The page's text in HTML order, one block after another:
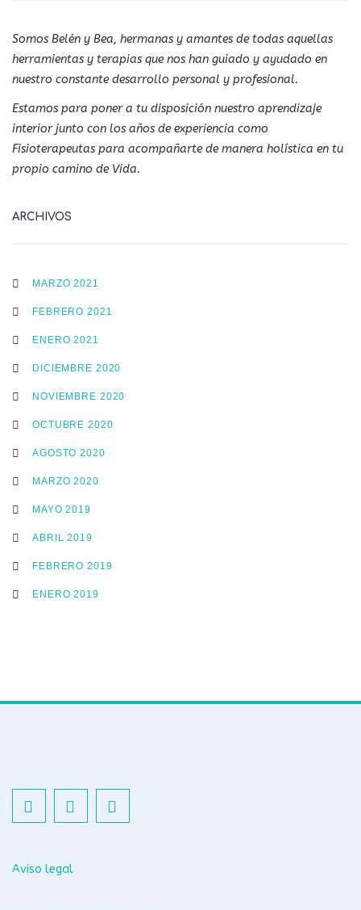
Somos Belén y Bea, hermanas y amantes de todas aquellas
herramientas y terapias que nos han guiado y ayudado en
nuestro constante desarrollo personal y profesional.
Estamos para poner a tu disposición nuestro aprendizaje
interior junto con los años de experiencia como
Fisioterapeutas para acompañarte de manera holística en tu
propio camino de Vida.
ARCHIVOS
MARZO 2021
FEBRERO 2021
ENERO 2021
DICIEMBRE 2020
NOVIEMBRE 2020
OCTUBRE 2020
AGOSTO 2020
MARZO 2020
MAYO 2019
ABRIL 2019
FEBRERO 2019
ENERO 2019
Aviso legal